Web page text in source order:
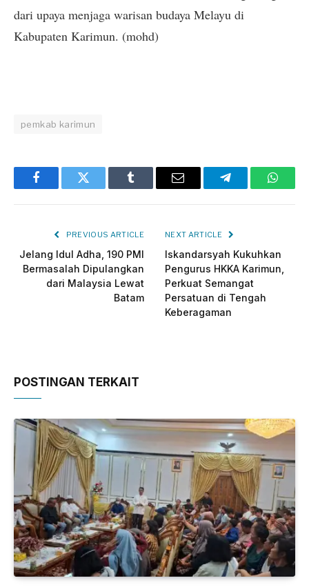
dari upaya menjaga warisan budaya Melayu di
Kabupaten Karimun. (mohd)
pemkab karimun
FacebookTwitter Tumblr Email Telegram
PREVIOUS ARTICLE
Jelang Idul Adha, 190 PMI
Bermasalah Dipulangkan
dari Malaysia Lewat
Batam
NEXT ARTICLE
Iskandarsyah Kukuhkan
Pengurus HKKA Karimun,
Perkuat Semangat
Persatuan di Tengah
Keberagaman
POSTINGAN TERKAIT